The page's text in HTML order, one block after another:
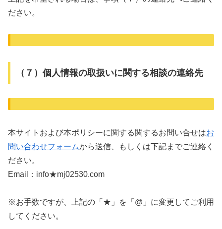
ださい。
（７）個人情報の取扱いに関する相談の連絡先
本サイトおよび本ポリシーに関する関するお問い合せはお
問い合わせフォームから送信、もしくは下記までご連絡く
ださい。
Email：info★mj02530.com
※お手数ですが、上記の「★」を「@」に変更してご利用
してください。